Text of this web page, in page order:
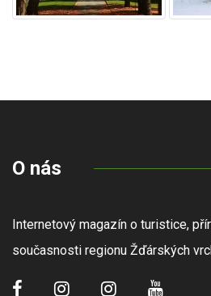
O nás
Internetový magazín o turistice,
současnosti regionu Žďárských